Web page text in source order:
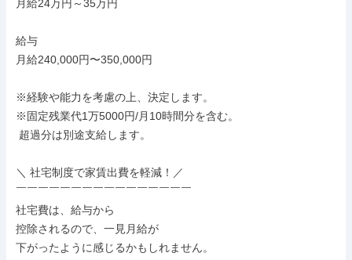
月給24万円～35万円
給与
月給240,000円〜350,000円
※経験や能力を考慮の上、決定します。
※固定残業代1万5000円/月10時間分を含む。
＼ 社宅制度で家賃出費を軽減！／
￣￣￣￣￣￣￣￣￣￣￣￣￣￣￣￣
社宅費は、給与から
控除されるので、一見月給が
下がったように感じるかもしれません。